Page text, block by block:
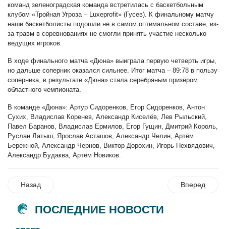
команд зеленоградская команда встретилась с баскетбольным
клубом «Тройная Угроза – Luxeprofit» (Гусев). К финальному матчу
наши баскетболисты подошли не в самом оптимальном составе, из-
за травм в соревнованиях не смогли принять участие несколько
ведущих игроков.
В ходе финального матча «Дюна» выиграла первую четверть игры,
но дальше соперник оказался сильнее. Итог матча – 89:78 в пользу
соперника, в результате «Дюна» стала серебряным призёром
областного чемпионата.
В команде «Дюна»: Артур Сидоренков, Егор Сидоренков, Антон
Сухих, Владислав Коренев, Александр Киселёв, Лев Рыльский,
Павел Баранов, Владислав Ермилов, Егор Гущин, Дмитрий Король,
Руслан Латыш, Ярослав Асташов, Александр Челин, Артём
Бережной, Александр Чернов, Виктор Дорохин, Игорь Нехвядович,
Александр Будаква, Артём Новиков.
Назад Вперед
ПОСЛЕДНИЕ НОВОСТИ